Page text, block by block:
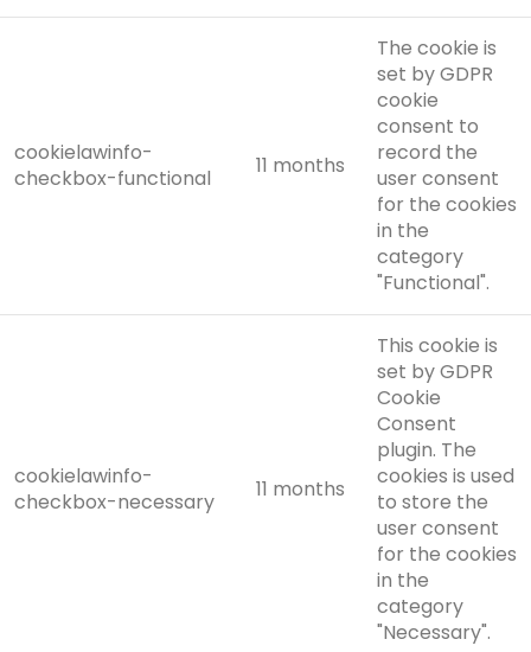
cookielawinfo-
checkbox-functional
11 months
The cookie is
set by GDPR
cookie
consent to
record the
user consent
for the cookies
in the
category
"Functional".
cookielawinfo-
checkbox-necessary
11 months
This cookie is
set by GDPR
Cookie
Consent
plugin. The
cookies is used
to store the
user consent
for the cookies
in the
category
"Necessary".